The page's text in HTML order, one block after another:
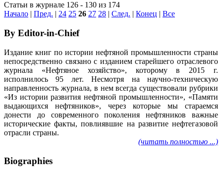
Статьи в журнале 126 - 130 из 174
Начало | Пред. | 24 25 26 27 28 | След. | Конец | Все
By Editor-in-Chief
Издание книг по истории нефтяной промышленности страны
непосредственно связано с изданием старейшего отраслевого
журнала «Нефтяное хозяйство», которому в 2015 г.
исполнилось 95 лет. Несмотря на научно-техническую
направленность журнала, в нем всегда существовали рубрики
«Из истории развития нефтяной промышленности», «Памяти
выдающихся нефтяников», через которые мы стараемся
донести до современного поколения нефтяников важные
исторические факты, повлиявшие на развитие нефтегазовой
отрасли страны.
(читать полностью ...)
Biographies